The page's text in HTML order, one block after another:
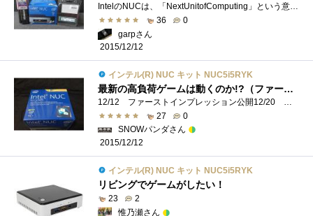
IntelのNUCは、「NextUnitofComputing」という意味の略語で、2012年末から発売されたIntelの新しい規格にそった小型のベアボーン(組み立て)キットのPCの事�...
36
0
garpさん
2015/12/12
インテル(R) NUC キット NUC5i5RYK
最新の高負荷ゲームは動くのか!?（ファーストインプレッション）
12/12 ファーストインプレッション公開12/20 追記 今回はインテル(R)NUCキットNUC5i5RYKを使用してゲームとPC環境がどのように変わるのかをレビュ�...
27
0
SNOWパンダさん
2015/12/12
インテル(R) NUC キット NUC5i5RYK
リビングでゲームがしたい！
23
2
惟乃瀬さん